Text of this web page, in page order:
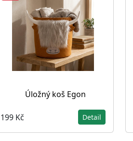
Úložný koš Egon
199 Kč Detail